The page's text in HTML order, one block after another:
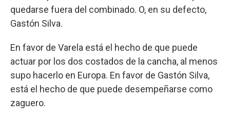
quedarse fuera del combinado. O, en su defecto,
Gastón Silva.
En favor de Varela está el hecho de que puede
actuar por los dos costados de la cancha, al menos
supo hacerlo en Europa. En favor de Gastón Silva,
está el hecho de que puede desempeñarse como
zaguero.